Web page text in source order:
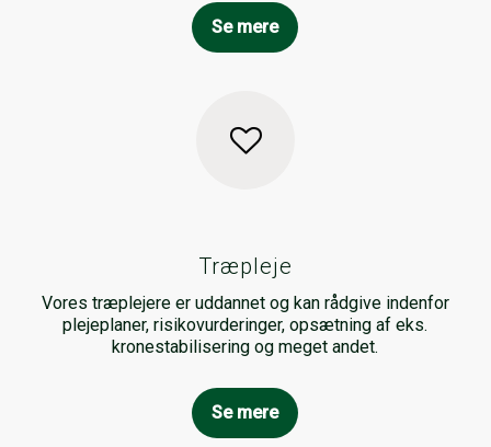
Se mere
Træpleje
Vores træplejere er uddannet og kan rådgive indenfor
plejeplaner, risikovurderinger, opsætning af eks.
kronestabilisering og meget andet.
Se mere